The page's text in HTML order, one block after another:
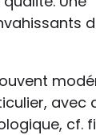
avec
cf.